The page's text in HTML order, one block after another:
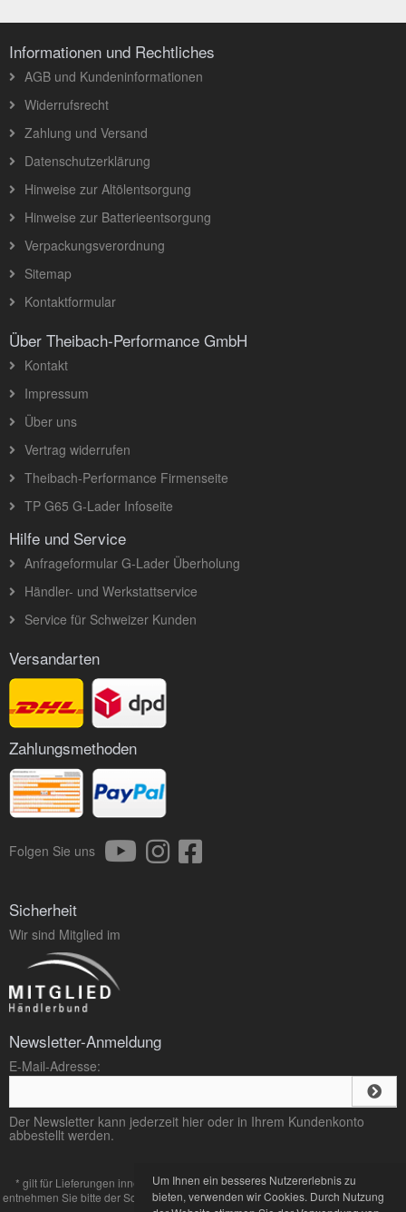
Informationen und Rechtliches
AGB und Kundeninformationen
Widerrufsrecht
Zahlung und Versand
Datenschutzerklärung
Hinweise zur Altölentsorgung
Hinweise zur Batterieentsorgung
Verpackungsverordnung
Sitemap
Kontaktformular
Über Theibach-Performance GmbH
Kontakt
Impressum
Über uns
Vertrag widerrufen
Theibach-Performance Firmenseite
TP G65 G-Lader Infoseite
Hilfe und Service
Anfrageformular G-Lader Überholung
Händler- und Werkstattservice
Service für Schweizer Kunden
Versandarten
Zahlungsmethoden
Folgen Sie uns
Sicherheit
Wir sind Mitglied im
Newsletter-Anmeldung
E-Mail-Adresse:
Der Newsletter kann jederzeit hier oder in Ihrem Kundenkonto
abbestellt werden.
* gilt für Lieferungen innerhalb Deutschlands, Lieferzeiten für andere Länder
entnehmen Sie bitte der Schaltfläche mit denZahlung und VersandBedingungen.
Um Ihnen ein besseres Nutzererlebnis zu
bieten, verwenden wir Cookies. Durch Nutzung